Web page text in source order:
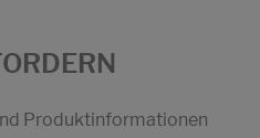
Produktinformationen